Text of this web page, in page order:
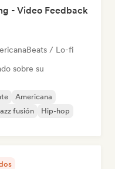
- Video Feedback
Beats / Lo-fi
sobre su
Americana
fusión
Hip-hop